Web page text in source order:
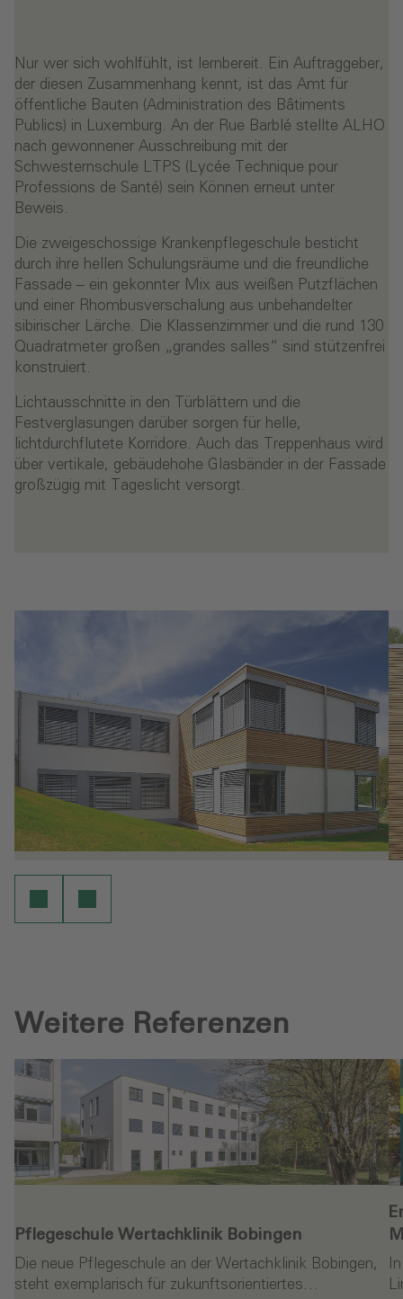
Nur wer sich wohlfühlt, ist lernbereit. Ein Auftraggeber,
der diesen Zusammenhang kennt, ist das Amt für
öffentliche Bauten (Administration des Bâtiments
Publics) in Luxemburg. An der Rue Barblé stellte ALHO
nach gewonnener Ausschreibung mit der
Schwesternschule LTPS (Lycée Technique pour
Professions de Santé) sein Können erneut unter
Beweis.
Die zweigeschossige Krankenpflegeschule besticht
durch ihre hellen Schulungsräume und die freundliche
Fassade – ein gekonnter Mix aus weißen Putzflächen
und einer Rhombusverschalung aus unbehandelter
sibirischer Lärche. Die Klassenzimmer und die rund 130
Quadratmeter großen „grandes salles“ sind stützenfrei
konstruiert.
Lichtausschnitte in den Türblättern und die
Festverglasungen darüber sorgen für helle,
lichtdurchflutete Korridore. Auch das Treppenhaus wird
über vertikale, gebäudehohe Glasbänder in der Fassade
großzügig mit Tageslicht versorgt.
Weitere Referenzen
Pflegeschule Wertachklinik Bobingen
Die neue Pflegeschule an der Wertachklinik Bobingen,
steht exemplarisch für zukunftsorientiertes…